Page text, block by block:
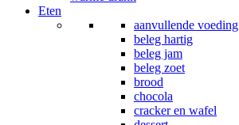
Eten
aanvullende voeding
beleg hartig
beleg jam
beleg zoet
brood
chocola
cracker en wafel